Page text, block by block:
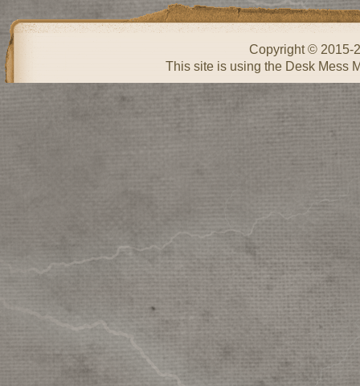
Copyright © 2015-
This site is using the Desk Mess